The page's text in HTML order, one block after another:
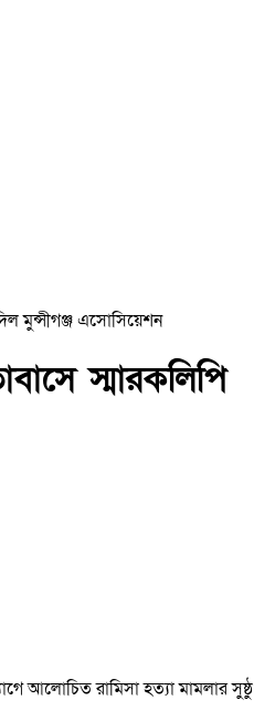
মুন্সীগঞ্জ এসোসিয়েশন
স্মারকলিপি
আলোচিত রামিসা হত্যা মামলার সুষ্ঠু